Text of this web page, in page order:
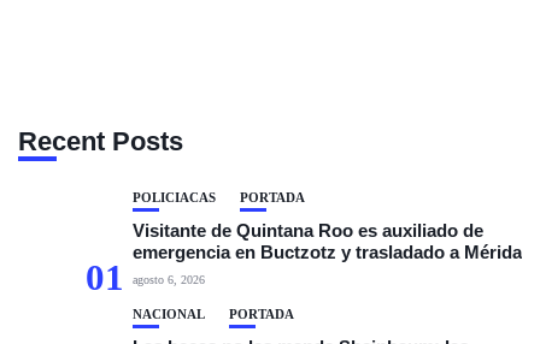
Recent Posts
01
POLICIACAS PORTADA
Visitante de Quintana Roo es auxiliado de
emergencia en Buctzotz y trasladado a Mérida
agosto 6, 2026
NACIONAL PORTADA